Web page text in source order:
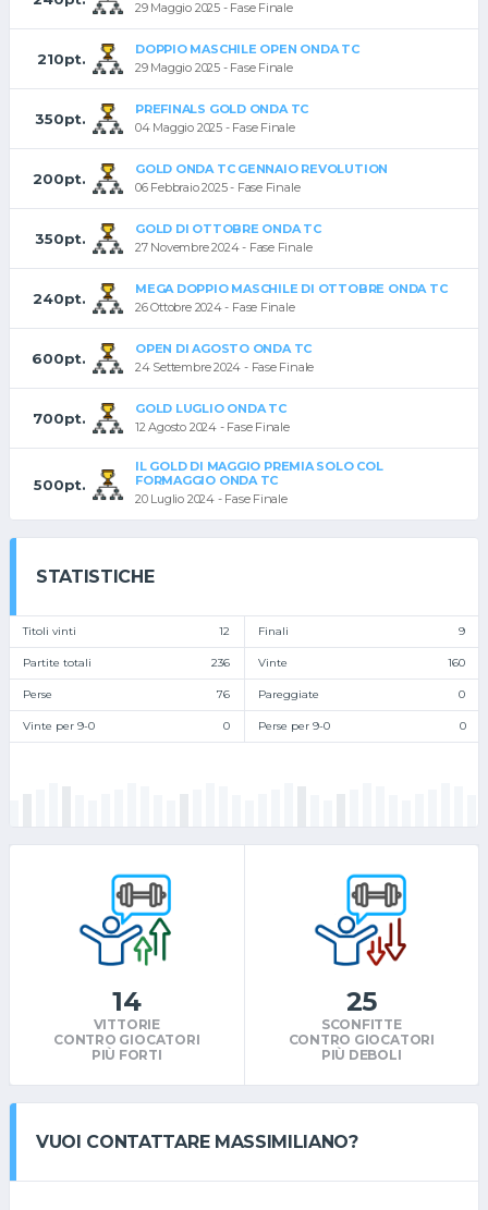
29 Maggio 2025 - Fase Finale
210pt.
DOPPIO MASCHILE OPEN ONDA TC
29 Maggio 2025 - Fase Finale
350pt.
PREFINALS GOLD ONDA TC
04 Maggio 2025 - Fase Finale
200pt.
GOLD ONDA TC GENNAIO REVOLUTION
06 Febbraio 2025 - Fase Finale
350pt.
GOLD DI OTTOBRE ONDA TC
27 Novembre 2024 - Fase Finale
240pt.
MEGA DOPPIO MASCHILE DI OTTOBRE ONDA TC
26 Ottobre 2024 - Fase Finale
600pt.
OPEN DI AGOSTO ONDA TC
24 Settembre 2024 - Fase Finale
700pt.
GOLD LUGLIO ONDA TC
12 Agosto 2024 - Fase Finale
500pt.
IL GOLD DI MAGGIO PREMIA SOLO COL
FORMAGGIO ONDA TC
20 Luglio 2024 - Fase Finale
STATISTICHE
Titoli vinti 12 Finali 9
Partite totali 236 Vinte 160
Perse 76 Pareggiate 0
Vinte per 9-0 0 Perse per 9-0 0
14
VITTORIE
CONTRO GIOCATORI
PIÙ FORTI
25
SCONFITTE
CONTRO GIOCATORI
PIÙ DEBOLI
VUOI CONTATTARE MASSIMILIANO?